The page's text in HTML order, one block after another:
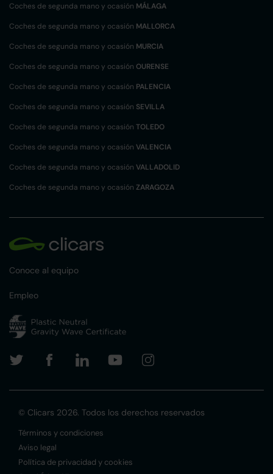
Coches de segunda mano y ocasión MÁLAGA
Coches de segunda mano y ocasión MALLORCA
Coches de segunda mano y ocasión MURCIA
Coches de segunda mano y ocasión OURENSE
Coches de segunda mano y ocasión PALENCIA
Coches de segunda mano y ocasión SEVILLA
Coches de segunda mano y ocasión TOLEDO
Coches de segunda mano y ocasión VALENCIA
Coches de segunda mano y ocasión VALLADOLID
Coches de segunda mano y ocasión ZARAGOZA
Conoce al equipo
Empleo
© Clicars 2026. Todos los derechos reservados
Términos y condiciones
Aviso legal
Política de privacidad y cookies